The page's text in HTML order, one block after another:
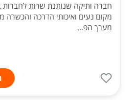
חברה ותיקה שנותנת שרות לחברות
מקום נעים ואיכותי הדרכה והכשרה
מערך הפ...